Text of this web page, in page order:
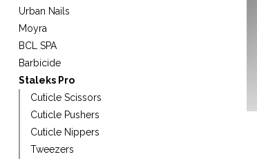
Urban Nails
Moyra
BCL SPA
Barbicide
Staleks Pro
Cuticle Scissors
Cuticle Pushers
Cuticle Nippers
Tweezers